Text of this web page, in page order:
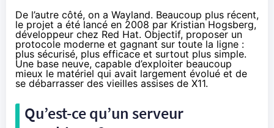
De l’autre côté, on a Wayland. Beaucoup plus récent,
le projet a été lancé en 2008 par Kristian Hogsberg,
développeur chez Red Hat. Objectif, proposer un
protocole moderne et gagnant sur toute la ligne :
plus sécurisé, plus efficace et surtout plus simple.
Une base neuve, capable d’exploiter beaucoup
mieux le matériel qui avait largement évolué et de
se débarrasser des vieilles assises de X11.
Qu’est-ce qu’un serveur